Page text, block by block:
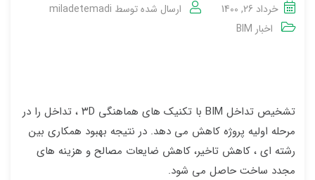
خرداد 26, 1400 ارسال شده توسط miladetemadi
اخبار BIM
تشخیص تداخل BIM با تکنیک های هماهنگی ۳D ، تداخل را در
مرحله اولیه پروژه کاهش می دهد. در نتیجه بهبود همکاری بین
رشته ای ، کاهش تاخیر، کاهش ضایعات مصالح و هزینه های
مجدد ساخت حاصل می شود.